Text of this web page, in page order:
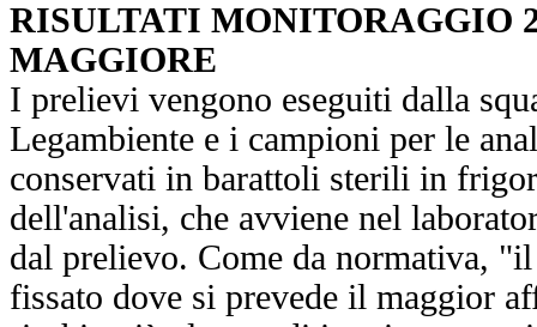
RISULTATI MONITORAGGIO
MAGGIORE
I prelievi vengono eseguiti dalla
Legambiente e i campioni per le
conservati in barattoli sterili in
dell'analisi, che avviene nel
dal prelievo. Come da normativa,
fissato dove si prevede il maggior